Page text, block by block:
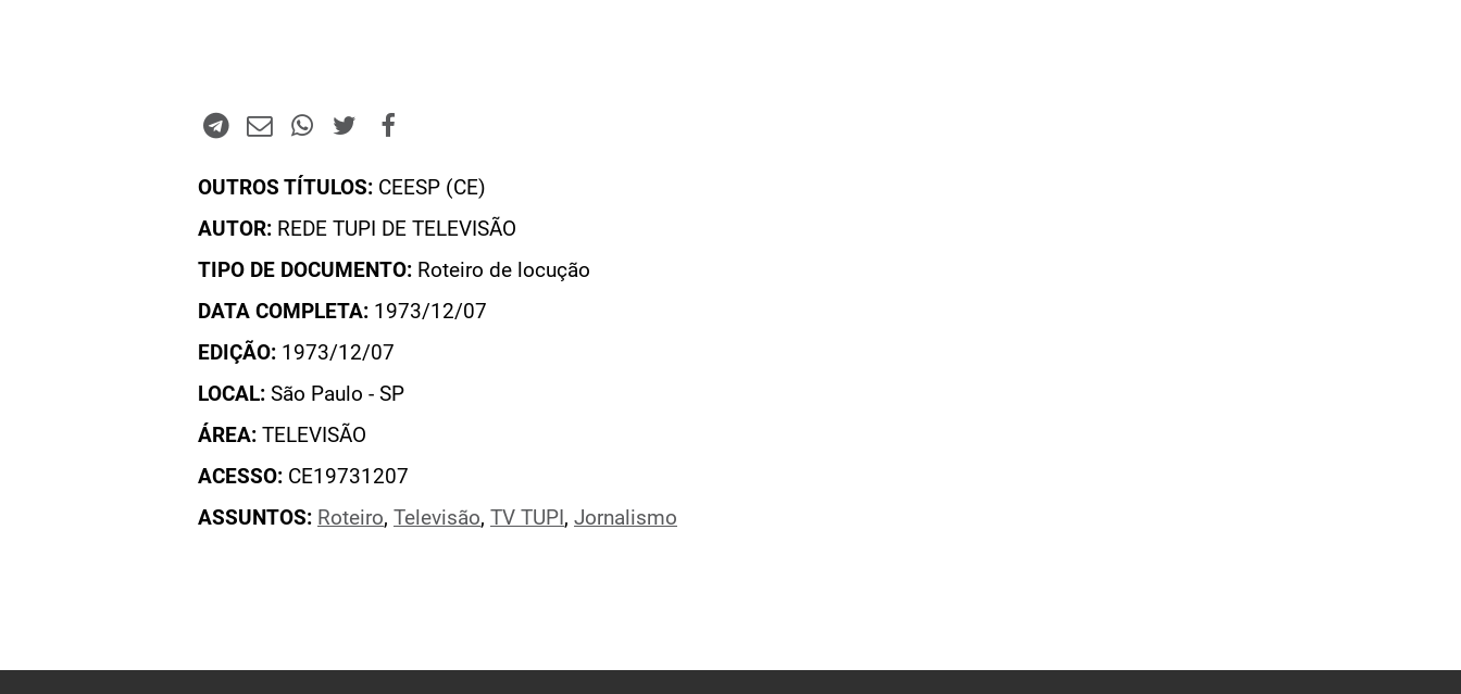
OUTROS TÍTULOS: CEESP (CE)
AUTOR: REDE TUPI DE TELEVISÃO
TIPO DE DOCUMENTO: Roteiro de locução
DATA COMPLETA: 1973/12/07
EDIÇÃO: 1973/12/07
LOCAL: São Paulo - SP
ÁREA: TELEVISÃO
ACESSO: CE19731207
ASSUNTOS: Roteiro, Televisão, TV TUPI , Jornalismo